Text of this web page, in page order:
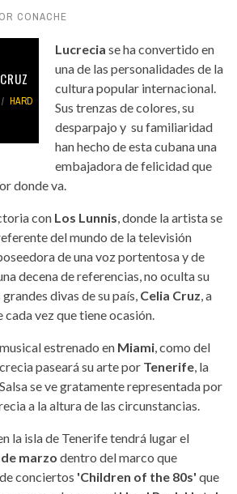
CONACHE
HARD
Lucrecia se ha convertido en
una de las personalidades de la
cultura popular internacional.
Sus trenzas de colores, su
desparpajo y su familiaridad
han hecho de esta cubana una
embajadora de felicidad que
donde va.
con Los Lunnis, donde la artista se
del mundo de la televisión
de una voz portentosa y de
decena de referencias, no oculta su
divas de su país, Celia Cruz, a
cada vez que tiene ocasión.
estrenado en Miami, como del
paseará su arte por Tenerife, la
se ve gratamente representada por
a la altura de las circunstancias.
la isla de Tenerife tendrá lugar el
marzo dentro del marco que
conciertos 'Children of the 80s' que